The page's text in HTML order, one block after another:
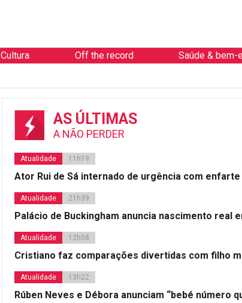
Cultura Off the record Saúde & bem-
AS ÚLTIMAS
A NÃO PERDER
Atualidade 11h19
Ator Rui de Sá internado de urgência com enfarte
Atualidade 21h39
Palácio de Buckingham anuncia nascimento real
Atualidade 12h58
Cristiano faz comparações divertidas com filho
Atualidade 13h22
Rúben Neves e Débora anunciam “bebé número